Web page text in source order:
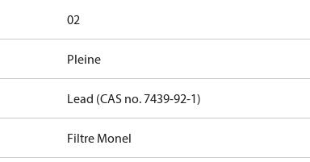
02
Pleine
Lead (CAS no. 7439-92-1)
Filtre Monel